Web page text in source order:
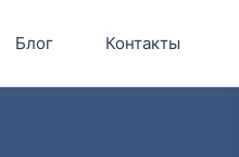
Блог Контакты